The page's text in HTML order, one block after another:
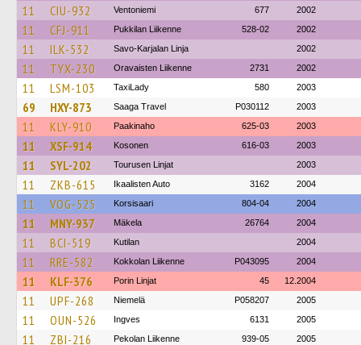
11 CIU-932 Ventoniemi 677 2002
11 CFJ-911 Pukkilan Liikenne 528-02 2002
11 ILK-532 Savo-Karjalan Linja 2002
11 TYX-230 Oravaisten Liikenne 2731 2002
11 LSM-103 TaxiLady 580 2003
69 HXY-873 Saaga Travel P030112 2003
11 KLY-910 Paakinaho 625-03 2003
11 XSF-914 Kosonen 616-03 2003
11 SYL-202 Tourusen Linjat 2003
11 ZKB-615 Ikaalisten Auto 3162 2004
11 VOG-525 Korsisaari 804-04 2004
11 MNY-937 Mäkela 26764 2004
11 BCI-519 Kutilan 2004
11 RRE-582 Kokkolan Liikenne P043095 2004
11 KLF-376 Porin Linjat 45 12.2004
11 UPF-268 Niemelä P058207 2005
11 OUN-526 Ingves 6131 2005
11 ZBI-216 Pekolan Liikenne 939-05 2005